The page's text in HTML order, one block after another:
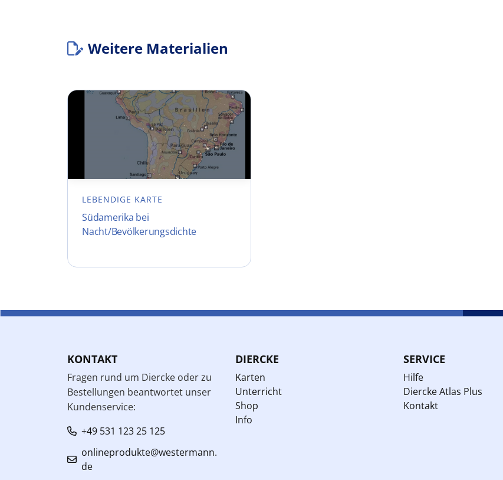
Weitere Materialien
LEBENDIGE KARTE
Südamerika bei
Nacht/Bevölkerungsdichte
KONTAKT
Fragen rund um Diercke oder zu
Bestellungen beantwortet unser
Kundenservice:
+49 531 123 25 125
onlineprodukte@westermann.
de
DIERCKE
Karten
Unterricht
Shop
Info
SERVICE
Hilfe
Diercke Atlas Plus
Kontakt